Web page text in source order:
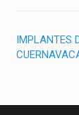
IMPLANTES